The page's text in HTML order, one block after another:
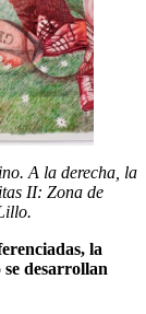
A la derecha, la
II: Zona de
la
desarrollan